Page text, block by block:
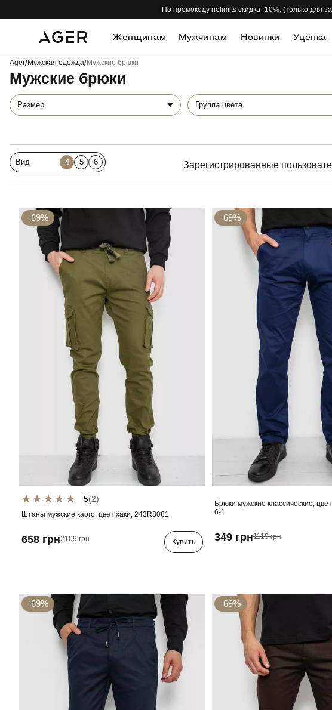
По промокоду nolimits скидка -10%, (только для
Женщинам Мужчинам Новинки Уценка
Ager/Мужская одежда/Мужские брюки
Мужские брюки
Размер Группа цвета
Вид 4 5 6 Зарегистрированные
-69%
5(2)
Штаны мужские карго, цвет хаки, 243R8081
658 грн2109 грн Купить
-69%
Брюки мужские классические,
6-1
349 грн1119 грн
-69% -69%